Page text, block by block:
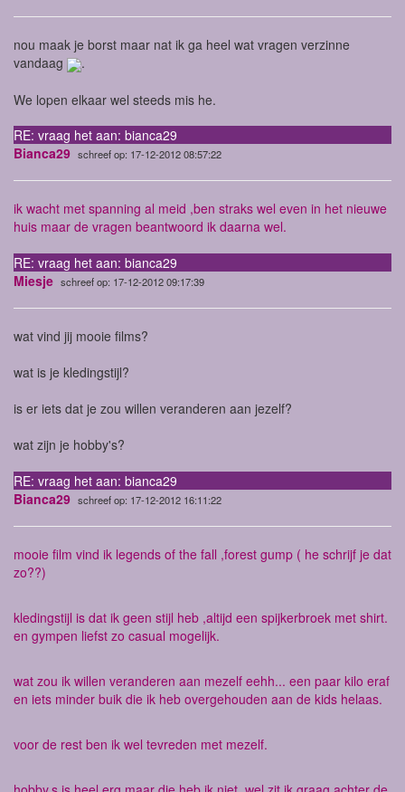
nou maak je borst maar nat ik ga heel wat vragen verzinne
vandaag
.
We lopen elkaar wel steeds mis he.
RE: vraag het aan: bianca29
Bianca29 schreef op: 17-12-2012 08:57:22
ik wacht met spanning al meid ,ben straks wel even in het nieuwe
huis maar de vragen beantwoord ik daarna wel.
RE: vraag het aan: bianca29
Miesje schreef op: 17-12-2012 09:17:39
wat vind jij mooie films?
wat is je kledingstijl?
is er iets dat je zou willen veranderen aan jezelf?
wat zijn je hobby's?
RE: vraag het aan: bianca29
Bianca29 schreef op: 17-12-2012 16:11:22
mooie film vind ik legends of the fall ,forest gump ( he schrijf je dat
zo??)
kledingstijl is dat ik geen stijl heb ,altijd een spijkerbroek met shirt.
en gympen liefst zo casual mogelijk.
wat zou ik willen veranderen aan mezelf eehh... een paar kilo eraf
en iets minder buik die ik heb overgehouden aan de kids helaas.
voor de rest ben ik wel tevreden met mezelf.